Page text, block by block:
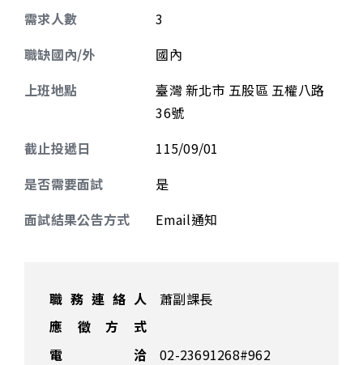
需求人數
3
職缺國內/外
國內
上班地點
臺灣 新北市 五股區 五權八路
36號
截止投遞日
115/09/01
是否需要面試
是
面試結果公告方式
Email通知
職務連絡人
蕭副課長
應徵方式
電 洽
02-23691268#962